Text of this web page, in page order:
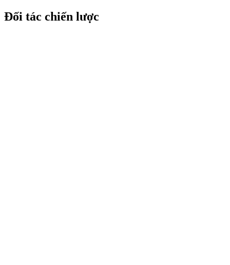
Đối tác chiến lược